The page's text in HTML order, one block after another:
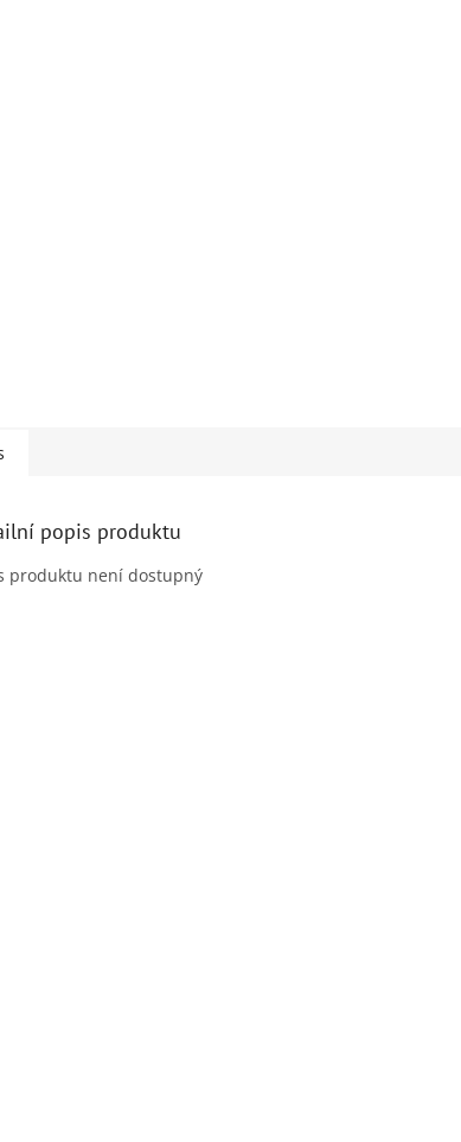
popis produktu
produktu není dostupný